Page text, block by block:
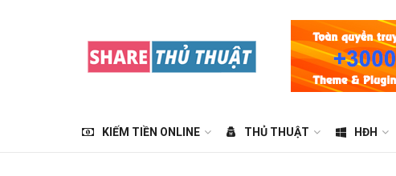
KIẾM TIỀN ONLINE THỦ THUẬT HĐH